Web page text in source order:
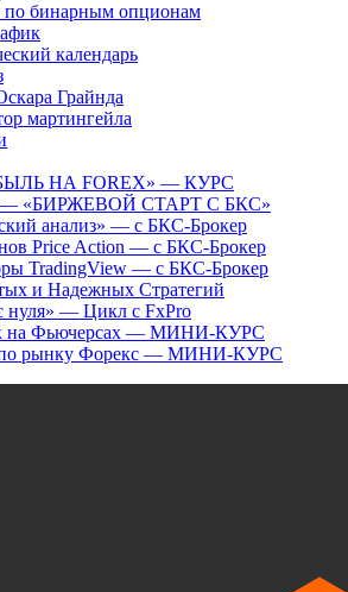
по бинарным опционам
календарь
Грайнда
мартингейла
НА FOREX» — КУРС
«БИРЖЕВОЙ СТАРТ С БКС»
анализ» — с БКС-Брокер
Price Action — с БКС-Брокер
TradingView — с БКС-Брокер
и Надежных Стратегий
нуля» — Цикл с FxPro
на Фьючерсах — МИНИ-КУРС
рынку Форекс — МИНИ-КУРС